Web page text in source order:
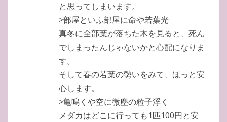
と思ってしまいます。
>部屋といふ部屋に命や若葉光
真冬に全部葉が落ちた木を見ると、死ん
でしまったんじゃないかと心配になりま
す。
そして春の若葉の勢いをみて、ほっと安
心します。
>亀鳴くや空に微塵の粒子浮く
メダカはどこに行っても1匹100円と安